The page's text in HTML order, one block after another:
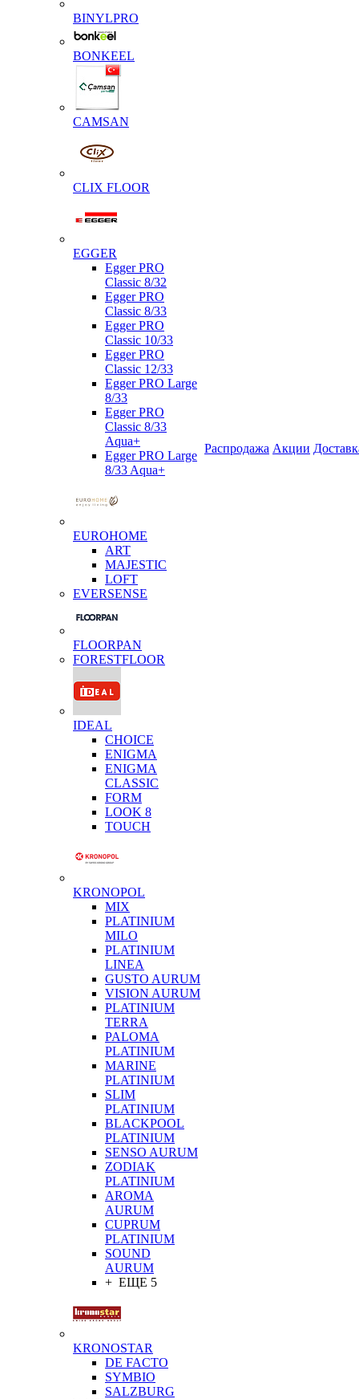
BINYLPRO
BONKEEL
CAMSAN
CLIX FLOOR
EGGER
Egger PRO
Classic 8/32
Egger PRO
Classic 8/33
Egger PRO
Classic 10/33
Egger PRO
Classic 12/33
Egger PRO Large
8/33
Egger PRO
Classic 8/33
Aqua+
Egger PRO Large
8/33 Aqua+
EUROHOME
ART
MAJESTIC
LOFT
EVERSENSE
FLOORPAN
FORESTFLOOR
IDEAL
CHOICE
ENIGMA
ENIGMA
CLASSIC
FORM
LOOK 8
TOUCH
KRONOPOL
MIX
PLATINIUM
MILO
PLATINIUM
LINEA
GUSTO AURUM
VISION AURUM
PLATINIUM
TERRA
PALOMA
PLATINIUM
MARINE
PLATINIUM
SLIM
PLATINIUM
BLACKPOOL
PLATINIUM
SENSO AURUM
ZODIAK
PLATINIUM
AROMA
AURUM
CUPRUM
PLATINIUM
SOUND
AURUM
+ ЕЩЕ 5
KRONOSTAR
DE FACTO
SYMBIO
SALZBURG
Распродажа Акции